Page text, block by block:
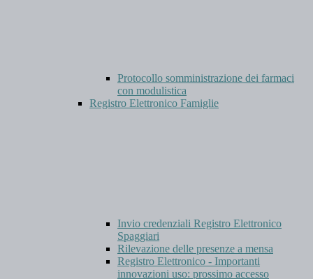
Protocollo somministrazione dei farmaci
con modulistica
Registro Elettronico Famiglie
Invio credenziali Registro Elettronico
Spaggiari
Rilevazione delle presenze a mensa
Registro Elettronico - Importanti
innovazioni uso: prossimo accesso